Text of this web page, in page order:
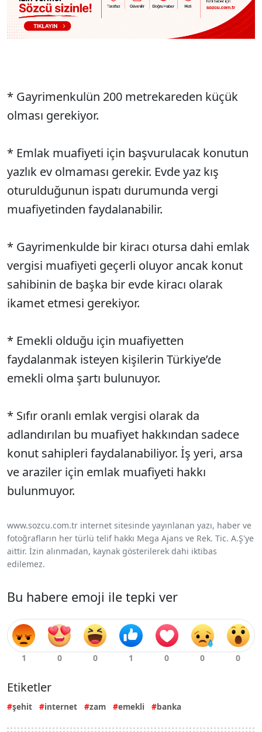
* Gayrimenkulün 200 metrekareden küçük
olması gerekiyor.
* Emlak muafiyeti için başvurulacak konutun
yazlık ev olmaması gerekir. Evde yaz kış
oturulduğunun ispatı durumunda vergi
muafiyetinden faydalanabilir.
* Gayrimenkulde bir kiracı otursa dahi emlak
vergisi muafiyeti geçerli oluyor ancak konut
sahibinin de başka bir evde kiracı olarak
ikamet etmesi gerekiyor.
* Emekli olduğu için muafiyetten
faydalanmak isteyen kişilerin Türkiye’de
emekli olma şartı bulunuyor.
* Sıfır oranlı emlak vergisi olarak da
adlandırılan bu muafiyet hakkından sadece
konut sahipleri faydalanabiliyor. İş yeri, arsa
ve araziler için emlak muafiyeti hakkı
bulunmuyor.
www.sozcu.com.tr internet sitesinde yayınlanan yazı, haber ve
fotoğrafların her türlü telif hakkı Mega Ajans ve Rek. Tic. A.Ş'ye
aittir. İzin alınmadan, kaynak gösterilerek dahi iktibas
edilemez.
Bu habere emoji ile tepki ver
Etiketler
şehit internet zam emekli banka